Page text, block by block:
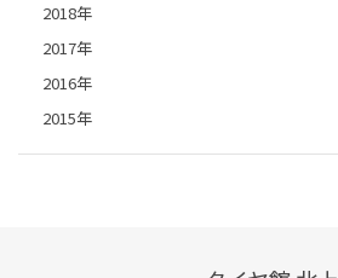
2018年
2017年
2016年
2015年